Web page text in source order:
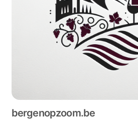
bergenopzoom.be